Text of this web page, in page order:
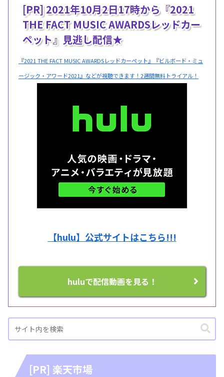
[PR] 2021年10月2日17時から『2021
THE FACT MUSIC AWARDSレッドカー
ペット』見逃し配信★
『2021 THE FACT MUSIC AWARDSレッドカーペット』『ビルボード・ミュ
ージック・アワード2021』などが視聴できます！2週間無料トライアル！
【hulu】公式サイトはこちら!!!
huluで配信動画を見る！
[PR] 楽天市場